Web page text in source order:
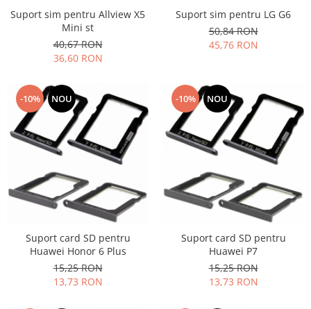
Suport sim pentru Allview X5
Mini st
40,67 RON
36,60 RON
Suport sim pentru LG G6
50,84 RON
45,76 RON
-10% NOU
Suport card SD pentru
Huawei Honor 6 Plus
15,25 RON
13,73 RON
-10% NOU
Suport card SD pentru
Huawei P7
15,25 RON
13,73 RON